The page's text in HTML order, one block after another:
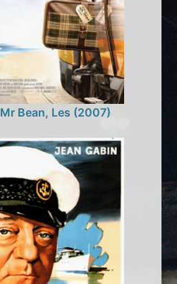
Bean, Les (2007)